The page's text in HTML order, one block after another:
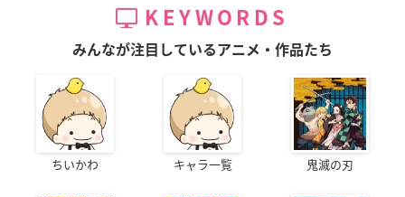
KEYWORDS
みんなが注目しているアニメ・作品たち
ちいかわ キャラ一覧 鬼滅の刃